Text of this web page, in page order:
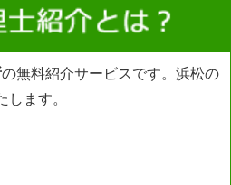
の無料紹介サービスです。浜松の
ます。